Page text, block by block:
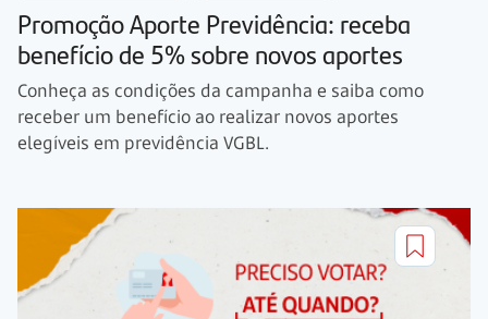
Promoção Aporte Previdência: receba
benefício de 5% sobre novos aportes
Conheça as condições da campanha e saiba como
receber um benefício ao realizar novos aportes
elegíveis em previdência VGBL.